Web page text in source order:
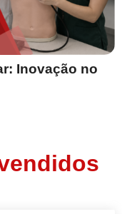
Inovação no